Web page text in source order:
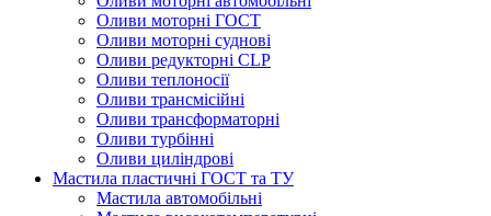
Оливи моторні ГОСТ
Оливи моторні суднові
Оливи редукторні CLP
Оливи теплоносії
Оливи трансмісійні
Оливи трансформаторні
Оливи турбінні
Оливи циліндрові
Мастила пластичні ГОСТ та ТУ
Мастила автомобільні